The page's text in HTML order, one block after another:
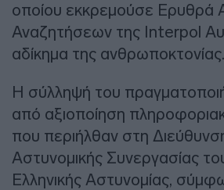
οποίου εκκρεμούσε Ερυθρά
Αναζητήσεων της Interpol
αδίκημα της ανθρωποκτονίας.
Η σύλληψή του
από αξιοποίηση
που περιήλθαν στη
Αστυνομικής Συνεργασίας
Ελληνικής Αστυνομίας,